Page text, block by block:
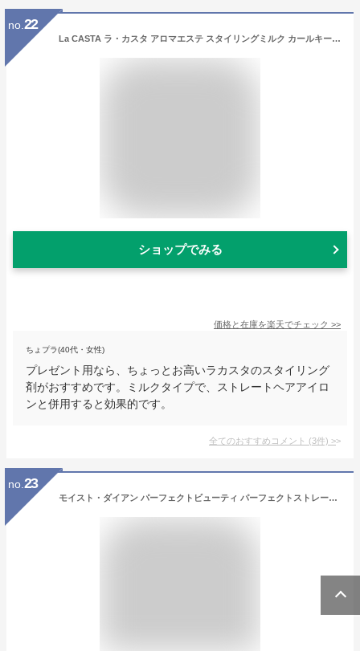
no. 22
La CASTA ラ・カスタ アロマエステ スタイリングミルク カールキープ＜スタイリング・ヘアトリートメント＞ヘアミルク スタイリング剤 うるおい 熱ダメージ 髪 巻き髪 ツヤ まとまり アイロン コテ ストレート ヘアケア ミルク
ショップでみる
価格と在庫を楽天でチェック >>
ちょプラ(40代・女性)
プレゼント用なら、ちょっとお高いラカスタのスタイリング
剤がおすすめです。ミルクタイプで、ストレートヘアアイロ
ンと併用すると効果的です。
全てのおすすめコメント (3件) >
no. 23
モイスト・ダイアン パーフェクトビューティ パーフェクトストレートミルク スウィートベリーフローラル 100ml トリートメントヘアミルク アットコスメ 正規品 ヘアケア